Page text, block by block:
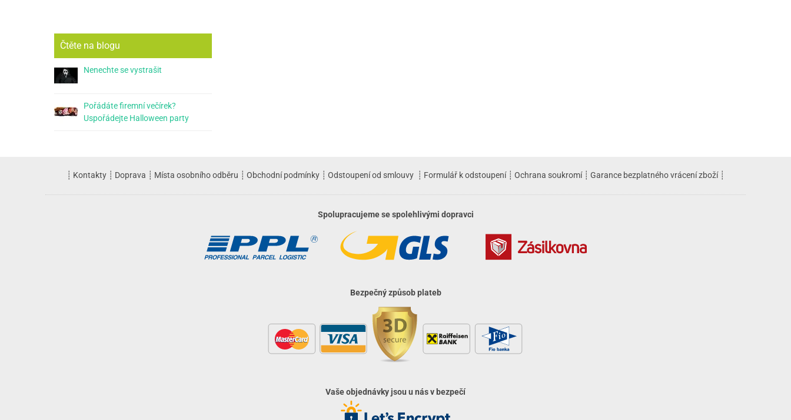
Čtěte na blogu
Nenechte se vystrašit
Pořádáte firemní večírek?
Uspořádejte Halloween party
┊ Kontakty ┊ Doprava ┊ Místa osobního odběru ┊ Obchodní podmínky ┊ Odstoupení od smlouvy ┊ Formulář k odstoupení┊ Ochrana soukromí┊ Garance bezplatného vrácení zboží┊
Spolupracujeme se spolehlivými dopravci
Bezpečný způsob plateb
Vaše objednávky jsou u nás v bezpečí